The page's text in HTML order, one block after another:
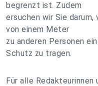
begrenzt ist. Zudem
ersuchen wir Sie
von einem Meter
zu anderen Personen
Schutz zu tragen.
Für alle